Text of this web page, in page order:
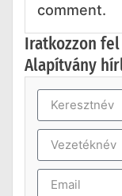
comment.
Iratkozzon
Alapítvány